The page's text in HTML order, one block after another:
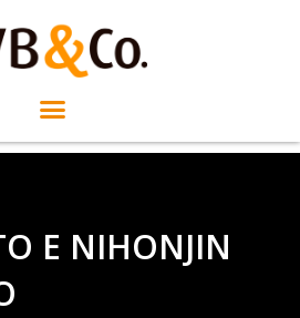
E NIHONJIN